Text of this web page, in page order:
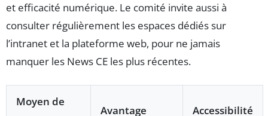
et efficacité numérique. Le comité invite aussi à
consulter régulièrement les espaces dédiés sur
l’intranet et la plateforme web, pour ne jamais
manquer les News CE les plus récentes.
Moyen de
Avantage Accessibilité